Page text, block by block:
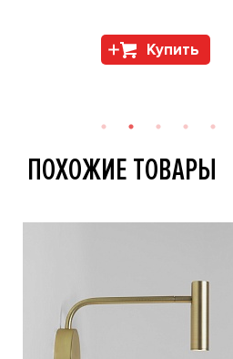
Купить
ПОХОЖИЕ ТОВАРЫ